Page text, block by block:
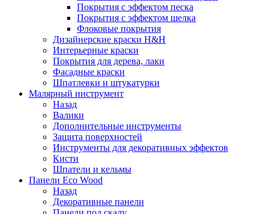
Покрытия с эффектом песка
Покрытия с эффектом шелка
Флоковые покрытия
Дизайнерские краски H&H
Интерьерные краски
Покрытия для дерева, лаки
Фасадные краски
Шпатлевки и штукатурки
Малярный инструмент
Назад
Валики
Дополнительные инструменты
Защита поверхностей
Инструменты для декоративных эффектов
Кисти
Шпатели и кельмы
Панели Eco Wood
Назад
Декоративные панели